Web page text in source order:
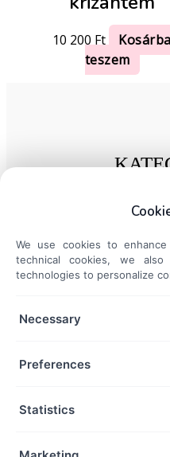
10 200 Ft
Kosárba
teszem
Ezüst karkötők
Ezüst nyakláncok
Ezüst fülbevalók
Általános Szerződési
Szállítási és fizetési
We use cookies to
technical cookies, we also
technologies to personalize
Necessary
Preferences
Statistics